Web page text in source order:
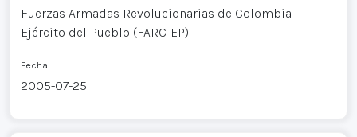
Fuerzas Armadas Revolucionarias de Colombia -
Ejército del Pueblo (FARC-EP)
Fecha
2005-07-25